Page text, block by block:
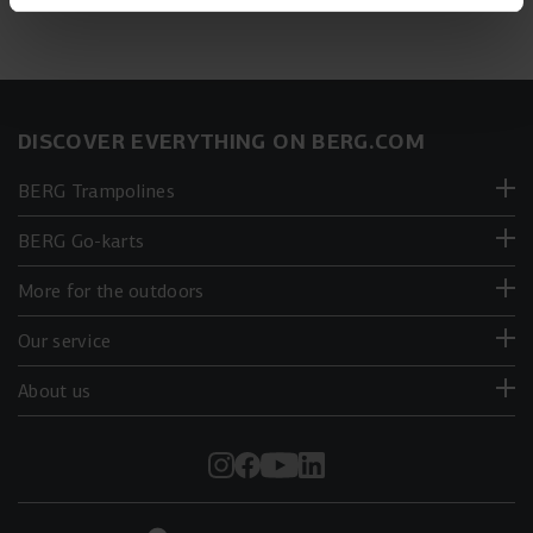
DISCOVER EVERYTHING ON BERG.COM
BERG Trampolines
BERG Go-karts
More for the outdoors
Our service
About us